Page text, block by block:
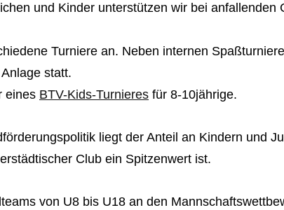
und Kinder unterstützen wir bei
Turniere an. Neben internen
statt.
eines BTV-Kids-Turnieres für 8-10jährige.
liegt der Anteil an Kindern und
Club ein Spitzenwert ist.
von U8 bis U18 an den